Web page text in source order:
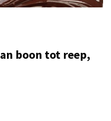
boon tot reep,